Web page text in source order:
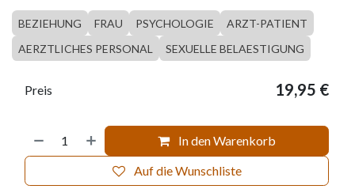
BEZIEHUNG FRAU PSYCHOLOGIE
ARZT-PATIENT
AERZTLICHES PERSONAL
SEXUELLE BELAESTIGUNG
In den Warenkorb
Auf die Wunschliste
Preis 19,95 €